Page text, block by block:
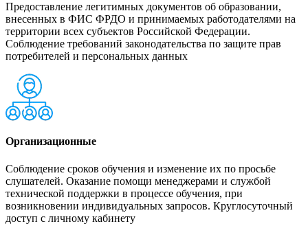
Предоставление легитимных документов об образовании,
внесенных в ФИС ФРДО и принимаемых работодателями на
территории всех субъектов Российской Федерации.
Соблюдение требований законодательства по защите прав
потребителей и персональных данных
Организационные
Соблюдение сроков обучения и изменение их по просьбе
слушателей. Оказание помощи менеджерами и службой
технической поддержки в процессе обучения, при
возникновении индивидуальных запросов. Круглосуточный
доступ с личному кабинету